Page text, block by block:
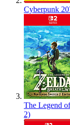
Cyberpunk
The Legend
2)